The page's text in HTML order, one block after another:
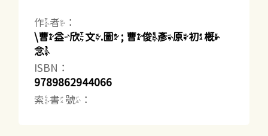
作者：
\曹益欣文.圖 ; 曹俊彥原初概
念
ISBN：
9789862944066
索書號：